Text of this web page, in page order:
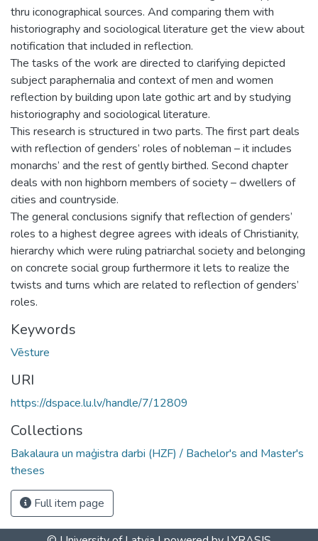
thru iconographical sources. And comparing them with
historiography and sociological literature get the view about
notification that included in reflection.
The tasks of the work are directed to clarifying depicted
subject paraphernalia and context of men and women
reflection by building upon late gothic art and by studying
historiography and sociological literature.
This research is structured in two parts. The first part deals
with reflection of genders’ roles of nobleman – it includes
monarchs’ and the rest of gently birthed. Second chapter
deals with non highborn members of society – dwellers of
cities and countryside.
The general conclusions signify that reflection of genders’
roles to a highest degree agrees with ideals of Christianity,
hierarchy which were ruling patriarchal society and belonging
on concrete social group furthermore it lets to realize the
twists and turns which are related to reflection of genders’
roles.
Keywords
Vēsture
URI
https://dspace.lu.lv/handle/7/12809
Collections
Bakalaura un maģistra darbi (HZF) / Bachelor's and Master's
theses
Full item page